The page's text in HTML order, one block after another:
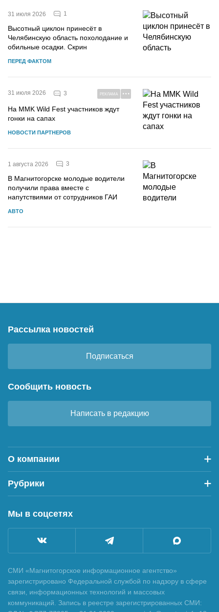
31 июля 2026 1
Высотный циклон принесёт в
Челябинскую область похолодание и
обильные осадки. Скрин
ПЕРЕД ФАКТОМ
31 июля 2026 3 РЕКЛАМА
На MMK Wild Fest участников ждут
гонки на сапах
НОВОСТИ ПАРТНЕРОВ
1 августа 2026 3
В Магнитогорске молодые водители
получили права вместе с
напутствиями от сотрудников ГАИ
АВТО
Рассылка новостей
Подписаться
Сообщить новость
Написать в редакцию
О компании
Рубрики
Мы в соцсетях
СМИ «Магнитогорское информационное агентство»
зарегистрировано Федеральной службой по надзору в сфере
связи, информационных технологий и массовых
коммуникаций. Запись в реестре зарегистрированных СМИ: